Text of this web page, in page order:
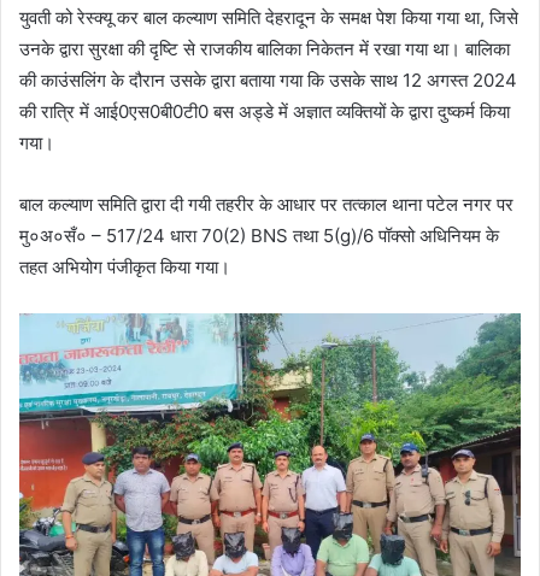
युवती को रेस्क्यू कर बाल कल्याण समिति देहरादून के समक्ष पेश किया गया था, जिसे
उनके द्वारा सुरक्षा की दृष्टि से राजकीय बालिका निकेतन में रखा गया था। बालिका
की काउंसलिंग के दौरान उसके द्वारा बताया गया कि उसके साथ 12 अगस्त 2024
की रात्रि में आई0एस0बी0टी0 बस अड्डे में अज्ञात व्यक्तियों के द्वारा दुष्कर्म किया
गया।
बाल कल्याण समिति द्वारा दी गयी तहरीर के आधार पर तत्काल थाना पटेल नगर पर
मु०अ०सँ० – 517/24 धारा 70(2) BNS तथा 5(g)/6 पॉक्सो अधिनियम के
तहत अभियोग पंजीकृत किया गया।